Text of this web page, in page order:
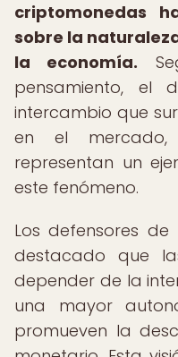
criptomonedas
sobre la
la economía.
pensamiento, el
intercambio que
en el mercado,
representan un
este fenómeno.
Los defensores
destacado que
depender de la
una mayor
promueven la